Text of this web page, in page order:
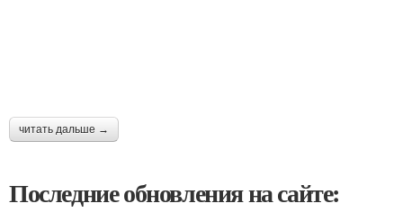
читать дальше →
Последние обновления на сайте: